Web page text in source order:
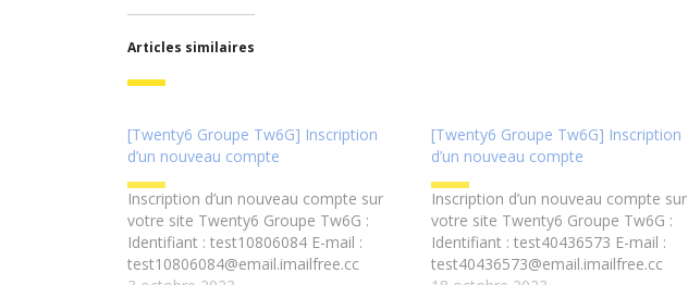
Articles similaires
[Twenty6 Groupe Tw6G] Inscription
d’un nouveau compte
Inscription d’un nouveau compte sur
votre site Twenty6 Groupe Tw6G :
Identifiant : test10806084 E-mail :
test10806084@email.imailfree.cc
[Twenty6 Groupe Tw6G] Inscription
d’un nouveau compte
Inscription d’un nouveau compte sur
votre site Twenty6 Groupe Tw6G :
Identifiant : test40436573 E-mail :
test40436573@email.imailfree.cc